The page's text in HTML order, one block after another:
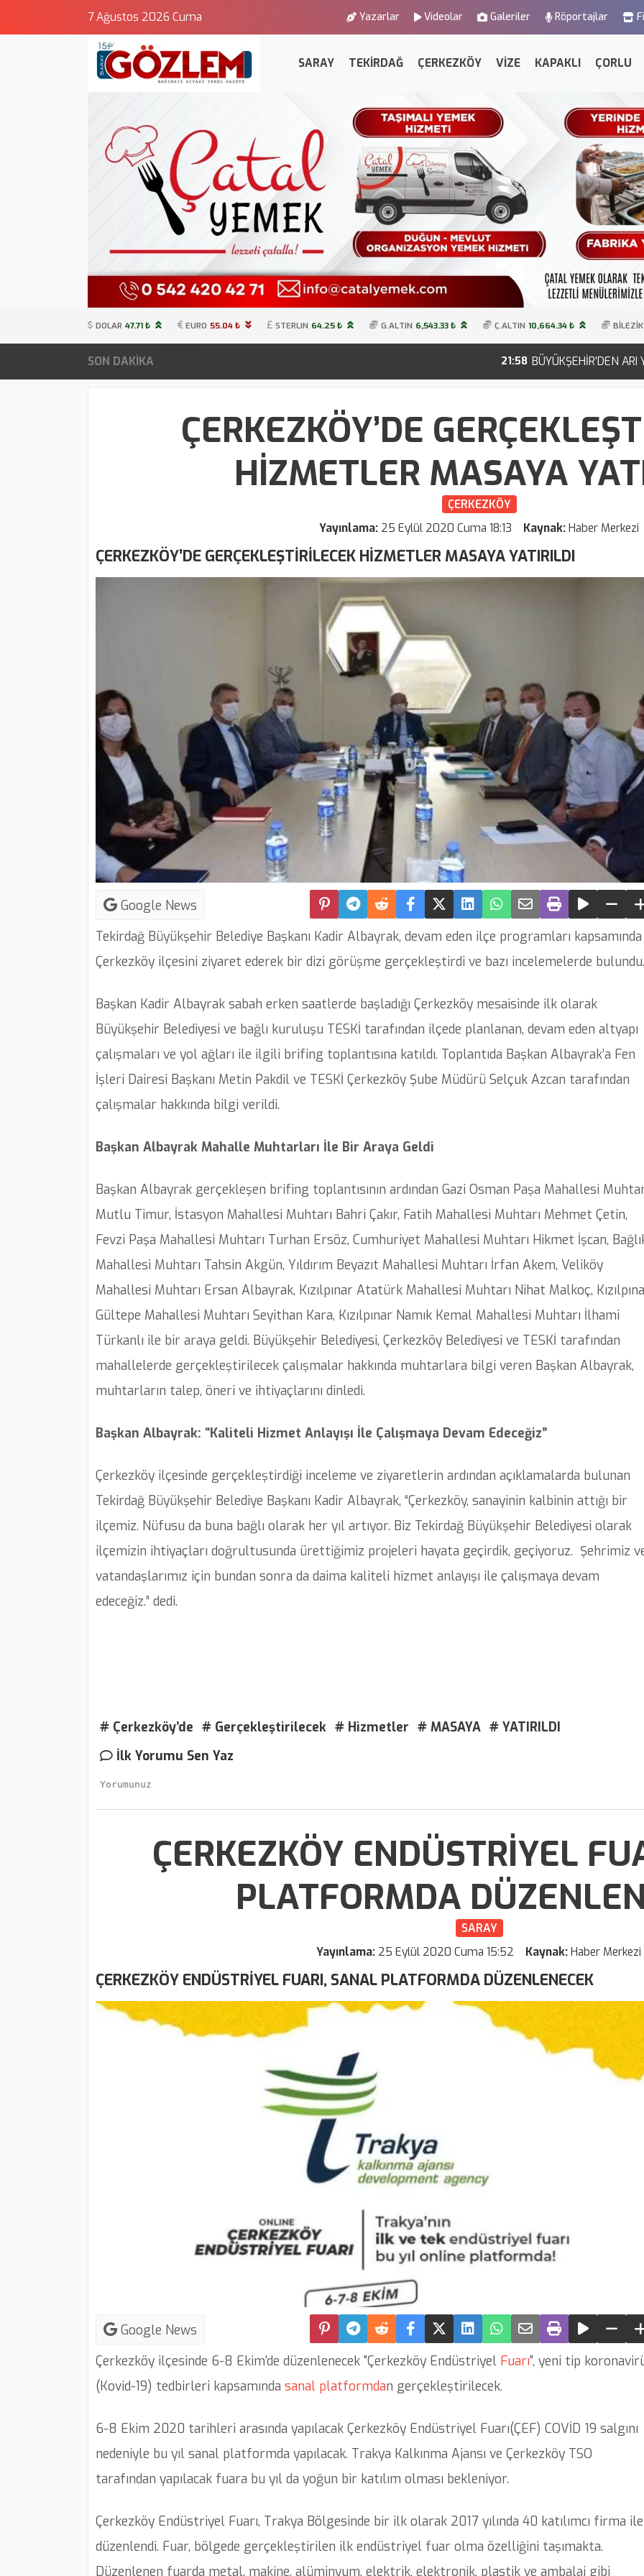
7 Ağustos 2026 Cuma Yazarlar Videolar Galeriler Röportajlar
SARAY TEKİRDAĞ ÇERKEZKÖY VİZE KAPAKLI ÇORLU
DOLAR 47.71 ₺ EURO 55.04 ₺ STERLIN 64.25 ₺ G.ALTIN 6,543.33 ₺ Ç.ALTIN 10,664.34 ₺ BİLEZİK
SON DAKİKA BÜYÜKŞEHİR'DEN ARI YAŞAM GÜCÜ
ÇERKEZKÖY’DE
HİZMETLER MASAYA
ÇERKEZKÖY
Yayınlama: 25 Eylül 2020 Cuma 18:13 Kaynak: Haber Merkezi
ÇERKEZKÖY’DE GERÇEKLEŞTİRİLECEK HİZMETLER MASAYA YATIRILDI
Google News
Tekirdağ Büyükşehir Belediye Başkanı Kadir Albayrak, devam eden ilçe programları kapsamında
Çerkezköy ilçesini ziyaret ederek bir dizi görüşme gerçekleştirdi ve bazı incelemelerde bulundu.
Başkan Kadir Albayrak sabah erken saatlerde başladığı Çerkezköy mesaisinde ilk olarak
Büyükşehir Belediyesi ve bağlı kuruluşu TESKİ tarafından ilçede planlanan, devam eden altyapı
çalışmaları ve yol ağları ile ilgili brifing toplantısına katıldı. Toplantıda Başkan Albayrak’a Fen
İşleri Dairesi Başkanı Metin Pakdil ve TESKİ Çerkezköy Şube Müdürü Selçuk Azcan tarafından
çalışmalar hakkında bilgi verildi.
Başkan Albayrak Mahalle Muhtarları İle Bir Araya Geldi
Başkan Albayrak gerçekleşen brifing toplantısının ardından Gazi Osman Paşa Mahallesi
Mutlu Timur, İstasyon Mahallesi Muhtarı Bahri Çakır, Fatih Mahallesi Muhtarı Mehmet Çetin,
Fevzi Paşa Mahallesi Muhtarı Turhan Ersöz, Cumhuriyet Mahallesi Muhtarı Hikmet İşcan,
Mahallesi Muhtarı Tahsin Akgün, Yıldırım Beyazıt Mahallesi Muhtarı İrfan Akem, Veliköy
Mahallesi Muhtarı Ersan Albayrak, Kızılpınar Atatürk Mahallesi Muhtarı Nihat Malkoç,
Gültepe Mahallesi Muhtarı Seyithan Kara, Kızılpınar Namık Kemal Mahallesi Muhtarı İlhami
Türkanlı ile bir araya geldi. Büyükşehir Belediyesi, Çerkezköy Belediyesi ve TESKİ tarafından
mahallelerde gerçekleştirilecek çalışmalar hakkında muhtarlara bilgi veren Başkan Albayrak,
muhtarların talep, öneri ve ihtiyaçlarını dinledi.
Başkan Albayrak: “Kaliteli Hizmet Anlayışı İle Çalışmaya Devam Edeceğiz”
Çerkezköy ilçesinde gerçekleştirdiği inceleme ve ziyaretlerin ardından açıklamalarda bulunan
Tekirdağ Büyükşehir Belediye Başkanı Kadir Albayrak, “Çerkezköy, sanayinin kalbinin attığı bir
ilçemiz. Nüfusu da buna bağlı olarak her yıl artıyor. Biz Tekirdağ Büyükşehir Belediyesi olarak
ilçemizin ihtiyaçları doğrultusunda ürettiğimiz projeleri hayata geçirdik, geçiyoruz. Şehrimiz
vatandaşlarımız için bundan sonra da daima kaliteli hizmet anlayışı ile çalışmaya devam
edeceğiz.” dedi.
# Çerkezköy’de # Gerçekleştirilecek # Hizmetler # MASAYA # YATIRILDI
İlk Yorumu Sen Yaz
ÇERKEZKÖY ENDÜSTRİYEL
PLATFORMDA
SARAY
Yayınlama: 25 Eylül 2020 Cuma 15:52 Kaynak:Haber Merkezi
ÇERKEZKÖY ENDÜSTRİYEL FUARI, SANAL PLATFORMDA DÜZENLENECEK
Google News
Çerkezköy ilçesinde 6-8 Ekim'de düzenlenecek "Çerkezköy Endüstriyel Fuarı", yeni tip
(Kovid-19) tedbirleri kapsamında sanal platformdan gerçekleştirilecek.
6-8 Ekim 2020 tarihleri arasında yapılacak Çerkezköy Endüstriyel Fuarı(ÇEF) COVİD 19 salgını
nedeniyle bu yıl sanal platformda yapılacak. Trakya Kalkınma Ajansı ve Çerkezköy TSO
tarafından yapılacak fuara bu yıl da yoğun bir katılım olması bekleniyor.
Çerkezköy Endüstriyel Fuarı, Trakya Bölgesinde bir ilk olarak 2017 yılında 40 katılımcı firma ile
düzenlendi. Fuar, bölgede gerçekleştirilen ilk endüstriyel fuar olma özelliğini taşımakta.
Düzenlenen fuarda metal, makine, alüminyum, elektrik, elektronik, plastik ve ambalaj gibi